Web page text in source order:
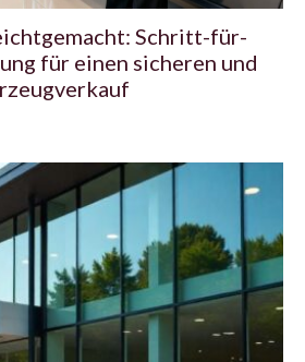
Schritt-für-
für einen sicheren und